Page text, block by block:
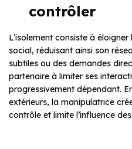
contrôler
L’isolement consiste à
social, réduisant ainsi son
subtiles ou des demandes
partenaire à limiter ses
progressivement dépendant.
extérieurs, la manipulatrice
contrôle et limite l’influence